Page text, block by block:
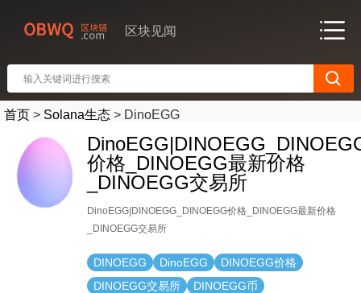
区块见闻
首页 > Solana生态 > DinoEGG
价格_DINOEGG最新价格
_DINOEGG交易所
DinoEGG|DINOEGG_DINOEGG价格_DINOEGG最新价格
_DINOEGG交易所
DINOEGG DinoEGG
DINOEGG价格
DINOEGG交易所
DINOEGG币